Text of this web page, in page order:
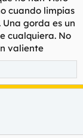
mentira. No se,
que sería una
Que era
mundo cuando
de
dije que
nada y que no
me diría que
Me dijo que ya
más difícil, bla
cuando limpias
gorda es un
cualquiera. No
valiente